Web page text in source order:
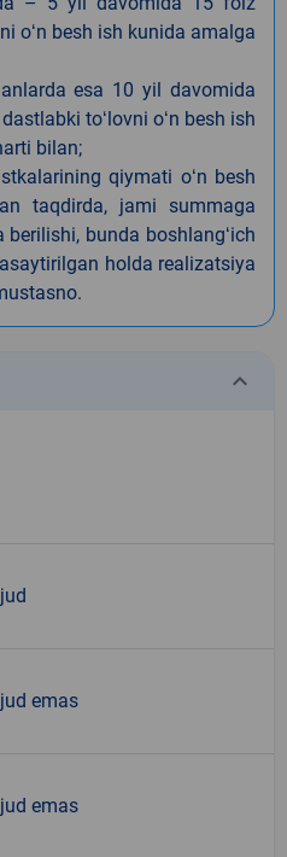
oʻn besh ish kunida amalga
esa 10 yil davomida
toʻlovni oʻn besh ish
bilan;
qiymati oʻn besh
taqdirda, jami summaga
bunda boshlangʻich
holda realizatsiya
keyboard_arrow_down
emas
emas